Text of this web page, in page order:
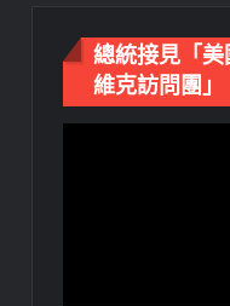
總統接見「
維克訪問團」